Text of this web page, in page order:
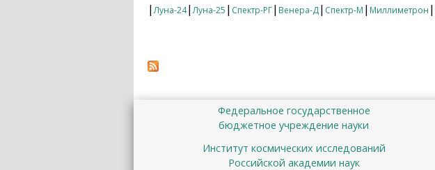
|Луна-24|Луна-25 | Спектр-РГ| Венера-Д| Спектр-М | Миллиметрон |
Федеральное государственное
бюджетное учреждение науки
Институт космических исследований
Российской академии наук